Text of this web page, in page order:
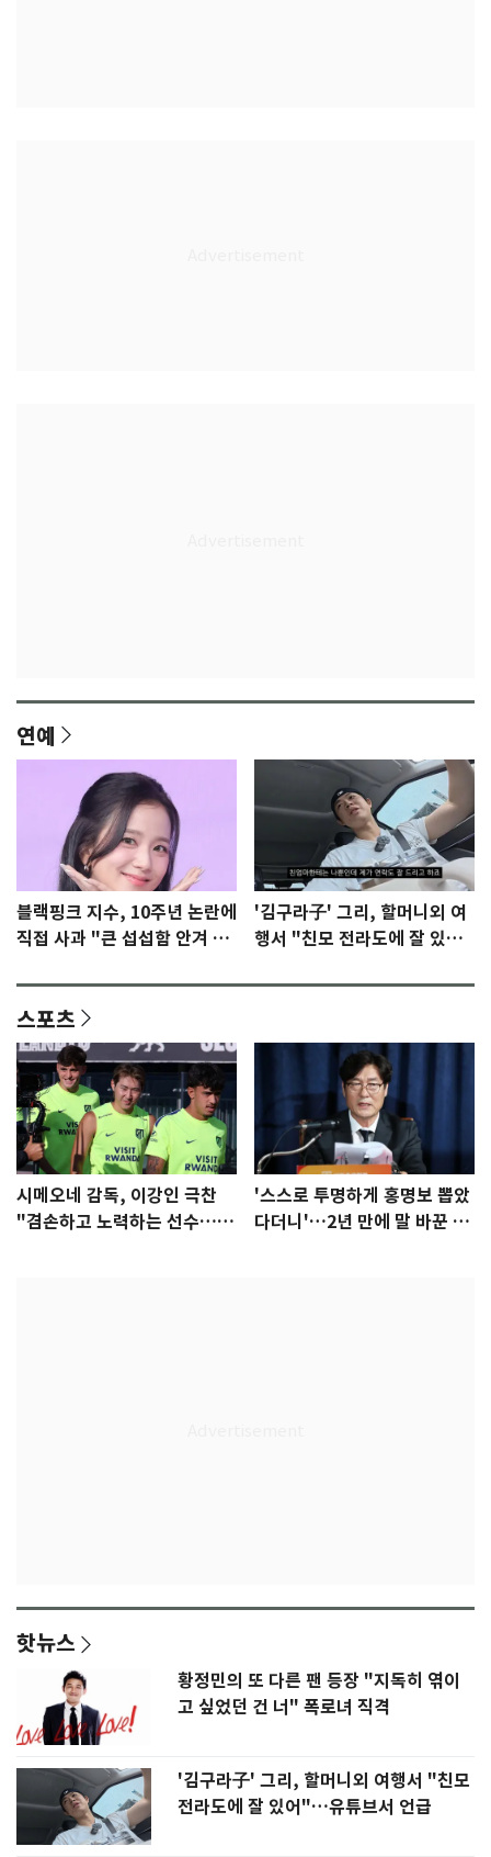
연예
블랙핑크 지수, 10주년 논란에
직접 사과 "큰 섭섭함 안겨 미
'김구라子' 그리, 할머니외 여
행서 "친모 전라도에 잘 있
스포츠
시메오네 감독, 이강인 극찬
"겸손하고 노력하는 선수…좋
'스스로 투명하게 홍명보 뽑았
다더니'…2년 만에 말 바꾼 이
핫뉴스
황정민의 또 다른 팬 등장 "지독히 엮이
고 싶었던 건 너" 폭로녀 직격
'김구라子' 그리, 할머니외 여행서 "친모
전라도에 잘 있어"…유튜브서 언급